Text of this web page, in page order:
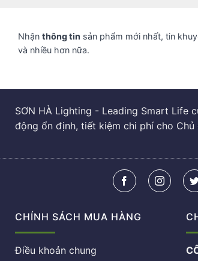
Nhận thông tin sản phẩm mới nhất, tin
và nhiều hơn nữa.
SƠN HÀ Lighting - Leading Smart Life
động ổn định, tiết kiệm chi phí cho
CHÍNH SÁCH MUA HÀNG
Điều khoản chung